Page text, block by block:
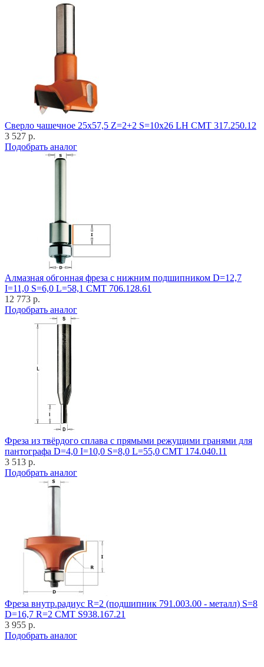
Cверло чашечное 25x57,5 Z=2+2 S=10x26 LH CMT 317.250.12
3 527 р.
Подобрать аналог
Алмазная обгонная фреза с нижним подшипником D=12,7
I=11,0 S=6,0 L=58,1 CMT 706.128.61
12 773 р.
Подобрать аналог
Фреза из твёрдого сплава с прямыми режущими гранями для
пантографа D=4,0 I=10,0 S=8,0 L=55,0 CMT 174.040.11
3 513 р.
Подобрать аналог
Фреза внутр.радиус R=2 (подшипник 791.003.00 - металл) S=8
D=16,7 R=2 CMT S938.167.21
3 955 р.
Подобрать аналог